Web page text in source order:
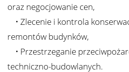
oraz negocjowanie cen,
• Zlecenie i kontrola
remontów budynków,
• Przestrzeganie
techniczno-budowlanych.